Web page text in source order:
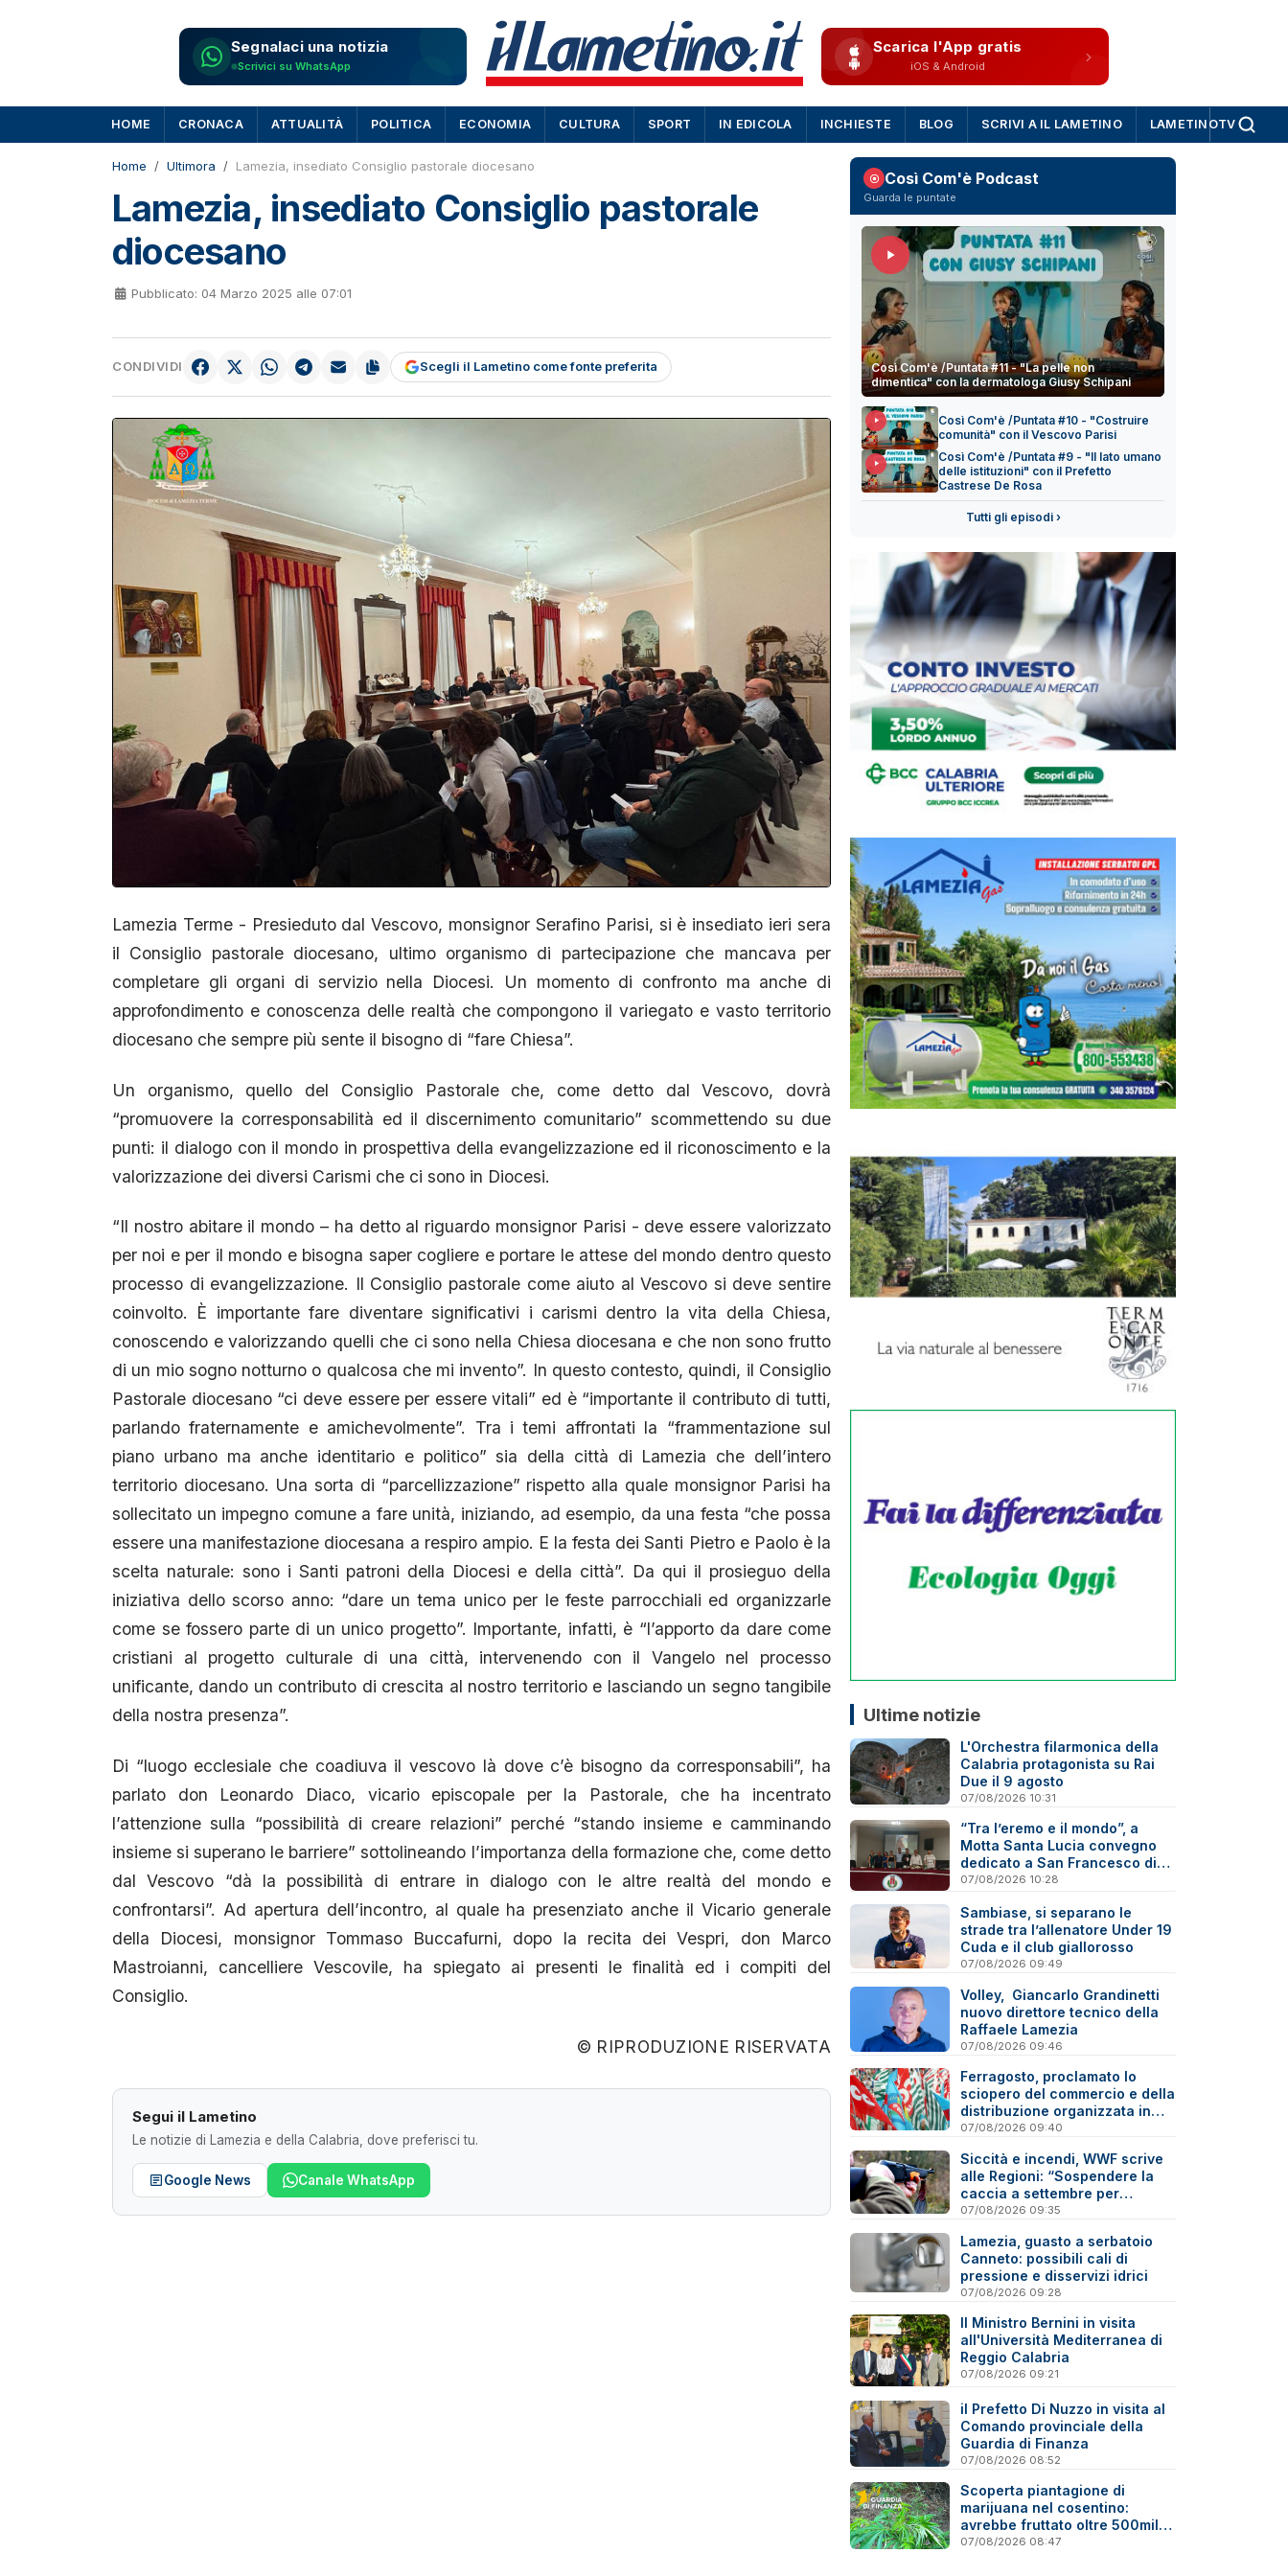
Segnalaci una notizia
Scrivici su WhatsApp
Scarica l'App gratis
iOS & Android
HOME CRONACA ATTUALITÀ POLITICA ECONOMIA CULTURA SPORT IN EDICOLA INCHIESTE BLOG SCRIVI A IL LAMETINO LAMETINOTV
Home Ultimora Lamezia, insediato Consiglio pastorale diocesano
Lamezia, insediato Consiglio pastorale
diocesano
Pubblicato: 04 Marzo 2025 alle 07:01
CONDIVIDI Scegli il Lametino come fonte preferita
Lamezia Terme - Presieduto dal Vescovo, monsignor Serafino Parisi, si è insediato ieri sera
il Consiglio pastorale diocesano, ultimo organismo di partecipazione che mancava per
completare gli organi di servizio nella Diocesi. Un momento di confronto ma anche di
approfondimento e conoscenza delle realtà che compongono il variegato e vasto territorio
diocesano che sempre più sente il bisogno di “fare Chiesa”.
Un organismo, quello del Consiglio Pastorale che, come detto dal Vescovo, dovrà
“promuovere la corresponsabilità ed il discernimento comunitario” scommettendo su due
punti: il dialogo con il mondo in prospettiva della evangelizzazione ed il riconoscimento e la
valorizzazione dei diversi Carismi che ci sono in Diocesi.
“Il nostro abitare il mondo – ha detto al riguardo monsignor Parisi - deve essere valorizzato
per noi e per il mondo e bisogna saper cogliere e portare le attese del mondo dentro questo
processo di evangelizzazione. Il Consiglio pastorale come aiuto al Vescovo si deve sentire
coinvolto. È importante fare diventare significativi i carismi dentro la vita della Chiesa,
conoscendo e valorizzando quelli che ci sono nella Chiesa diocesana e che non sono frutto
di un mio sogno notturno o qualcosa che mi invento”. In questo contesto, quindi, il Consiglio
Pastorale diocesano “ci deve essere per essere vitali” ed è “importante il contributo di tutti,
parlando fraternamente e amichevolmente”. Tra i temi affrontati la “frammentazione sul
piano urbano ma anche identitario e politico” sia della città di Lamezia che dell’intero
territorio diocesano. Una sorta di “parcellizzazione” rispetto alla quale monsignor Parisi ha
sollecitato un impegno comune a fare unità, iniziando, ad esempio, da una festa “che possa
essere una manifestazione diocesana a respiro ampio. E la festa dei Santi Pietro e Paolo è la
scelta naturale: sono i Santi patroni della Diocesi e della città”. Da qui il prosieguo della
iniziativa dello scorso anno: “dare un tema unico per le feste parrocchiali ed organizzarle
come se fossero parte di un unico progetto”. Importante, infatti, è “l’apporto da dare come
cristiani al progetto culturale di una città, intervenendo con il Vangelo nel processo
unificante, dando un contributo di crescita al nostro territorio e lasciando un segno tangibile
della nostra presenza”.
Di “luogo ecclesiale che coadiuva il vescovo là dove c’è bisogno da corresponsabili”, ha
parlato don Leonardo Diaco, vicario episcopale per la Pastorale, che ha incentrato
l’attenzione sulla “possibilità di creare relazioni” perché “stando insieme e camminando
insieme si superano le barriere” sottolineando l’importanza della formazione che, come detto
dal Vescovo “dà la possibilità di entrare in dialogo con le altre realtà del mondo e
confrontarsi”. Ad apertura dell’incontro, al quale ha presenziato anche il Vicario generale
della Diocesi, monsignor Tommaso Buccafurni, dopo la recita dei Vespri, don Marco
Mastroianni, cancelliere Vescovile, ha spiegato ai presenti le finalità ed i compiti del
Consiglio.
© RIPRODUZIONE RISERVATA
Segui il Lametino
Le notizie di Lamezia e della Calabria, dove preferisci tu.
Google News Canale WhatsApp
Così Com'è Podcast
Guarda le puntate
Così Com'è /Puntata #11 - "La pelle non
dimentica" con la dermatologa Giusy Schipani
Così Com'è /Puntata #10 - "Costruire
comunità" con il Vescovo Parisi
Così Com'è /Puntata #9 - "Il lato umano
delle istituzioni" con il Prefetto
Castrese De Rosa
Tutti gli episodi ›
Ultime notizie
L'Orchestra filarmonica della
Calabria protagonista su Rai
Due il 9 agosto
07/08/2026 10:31
“Tra l’eremo e il mondo”, a
Motta Santa Lucia convegno
dedicato a San Francesco di
Paola
07/08/2026 10:28
Sambiase, si separano le
strade tra l’allenatore Under 19
Cuda e il club giallorosso
07/08/2026 09:49
Volley, Giancarlo Grandinetti
nuovo direttore tecnico della
Raffaele Lamezia
07/08/2026 09:46
Ferragosto, proclamato lo
sciopero del commercio e della
distribuzione organizzata in
Calabria
07/08/2026 09:40
Siccità e incendi, WWF scrive
alle Regioni: “Sospendere la
caccia a settembre per
tutelare la fauna”
07/08/2026 09:35
Lamezia, guasto a serbatoio
Canneto: possibili cali di
pressione e disservizi idrici
07/08/2026 09:28
Il Ministro Bernini in visita
all'Università Mediterranea di
Reggio Calabria
07/08/2026 09:21
il Prefetto Di Nuzzo in visita al
Comando provinciale della
Guardia di Finanza
07/08/2026 08:52
Scoperta piantagione di
marijuana nel cosentino:
avrebbe fruttato oltre 500mila
euro
07/08/2026 08:47